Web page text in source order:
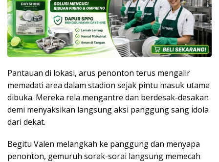
Pantauan di lokasi, arus penonton terus mengalir
memadati area dalam stadion sejak pintu masuk utama
dibuka. Mereka rela mengantre dan berdesak-desakan
demi menyaksikan langsung aksi panggung sang idola
dari dekat.
Begitu Valen melangkah ke panggung dan menyapa
penonton, gemuruh sorak-sorai langsung memecah